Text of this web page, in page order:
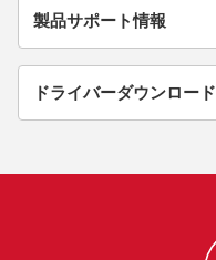
製品サポート情報
ドライバーダウンロード